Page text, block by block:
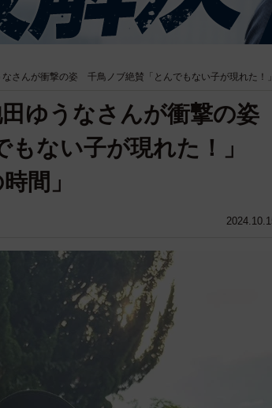
なさんが衝撃の姿 千鳥ノブ絶賛「とんでもない子が現れた
ゆうなさんが衝撃の姿
もない子が現れた！」
間」